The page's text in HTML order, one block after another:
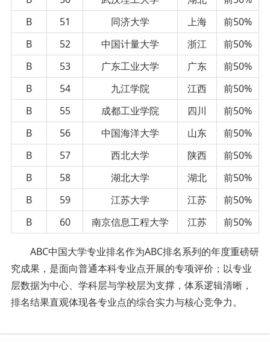
B
51 同济大学 上海
前50%
B
52 中国计量大学 浙江
前50%
B
53 广东工业大学 广东
前50%
B
54 九江学院 江西
前50%
B
55 成都工业学院 四川
前50%
B
56 中国海洋大学 山东
前50%
B
57 西北大学 陕西
前50%
B
58 湖北大学 湖北
前50%
B
59 江苏大学 江苏
前50%
B
60 南京信息工程大学 江苏 前50%
ABC中国大学专业排名作为ABC排名系列的年度重磅研
究成果，是面向普通本科专业点开展的专项评价； 以专业
层数据为中心、学科层与学校层为支撑，体系逻辑清晰，
排名结果直观体现各专业点的综合实力与核心竞争力。